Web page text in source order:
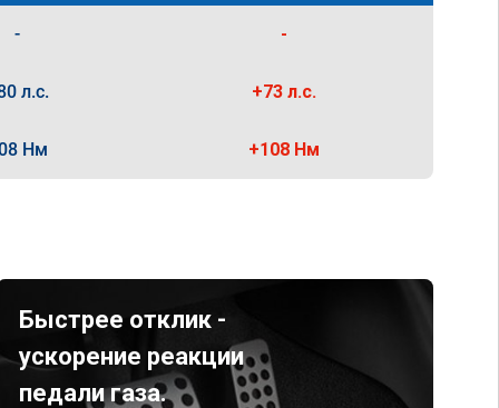
- -
л.с. +73 л.с.
Нм +108 Нм
Быстрее отклик -
ускорение реакции
педали газа.